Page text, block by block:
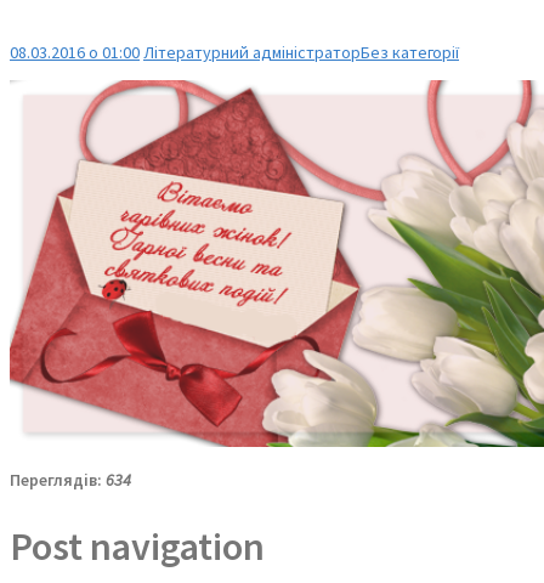
08.03.2016 о 01:00Літературний адміністраторБез категорії
Переглядів: 634
Post navigation